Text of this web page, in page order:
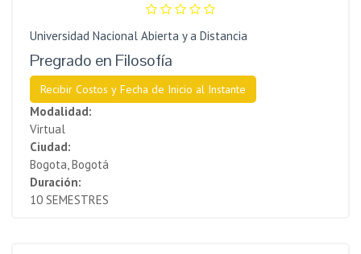
Universidad Nacional Abierta y a Distancia
Pregrado en Filosofía
Recibir Costos y Fecha de Inicio al Instante
Modalidad:
Virtual
Ciudad:
Bogota, Bogotá
Duración:
10 SEMESTRES